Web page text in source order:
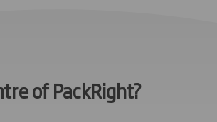
of PackRight?